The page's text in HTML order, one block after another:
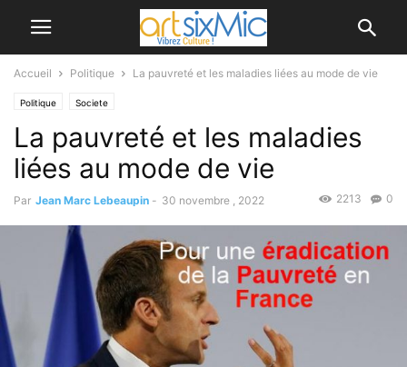
Accueil Politique La pauvreté et les maladies liées au mode de vie
Politique Societe
La pauvreté et les maladies
liées au mode de vie
Par Jean Marc Lebeaupin - 30 novembre , 2022 0
2213